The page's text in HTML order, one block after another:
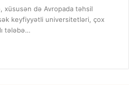
xüsusən də Avropada təhsil
keyfiyyətli universitetləri, çox
tələbə…